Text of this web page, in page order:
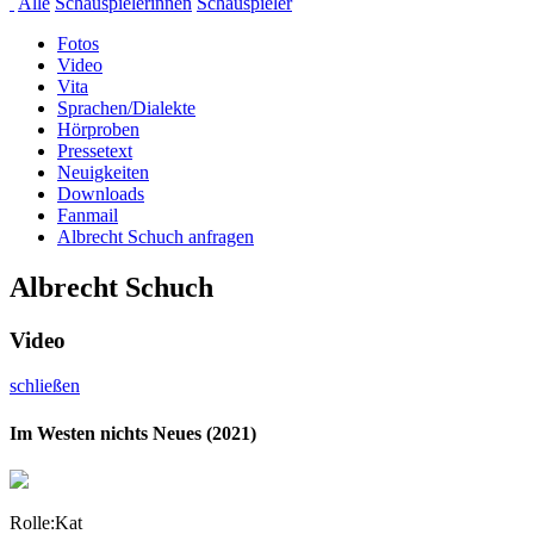
Fotos
Video
Vita
Sprachen/Dialekte
Hörproben
Pressetext
Neuigkeiten
Downloads
Fanmail
Albrecht Schuch anfragen
Albrecht Schuch
Video
schließen
Im Westen nichts Neues (2021)
Rolle:Kat